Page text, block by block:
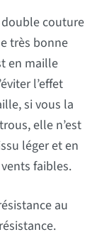
double couture
très bonne
en maille
l’effet
si vous la
elle n’est
léger et en
faibles.
au